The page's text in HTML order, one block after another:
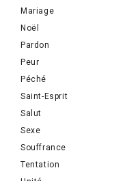
Mariage
Noël
Pardon
Peur
Péché
Saint-Esprit
Salut
Sexe
Souffrance
Tentation